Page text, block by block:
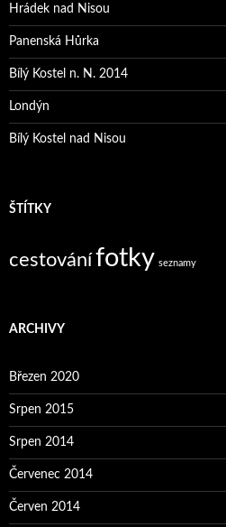
Hrádek nad Nisou
Panenská Hůrka
Bílý Kostel n. N. 2014
Londýn
Bílý Kostel nad Nisou
ŠTÍTKY
cestovánífotky seznamy
ARCHIVY
Březen 2020
Srpen 2015
Srpen 2014
Červenec 2014
Červen 2014